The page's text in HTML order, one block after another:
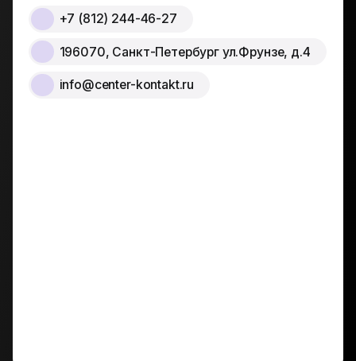
+7 (812) 244-46-27
196070, Санкт-Петербург ул.Фрунзе, д.4
info@center-kontakt.ru